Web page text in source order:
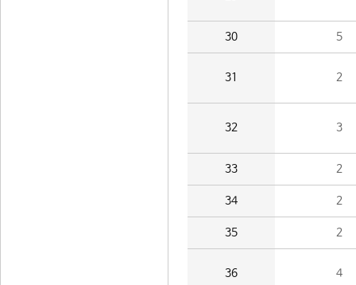
30 5
31 2
32 3
33 2
34 2
35 2
36 4